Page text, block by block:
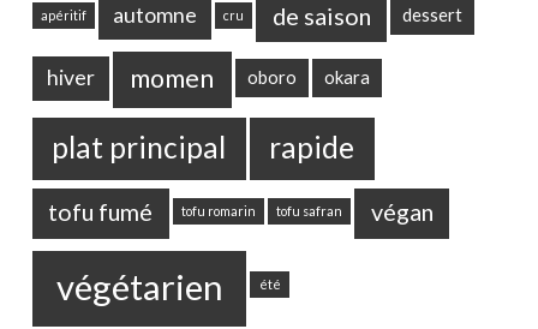
apéritif automne cru de saison dessert
hiver momen oboro okara
plat principal rapide
tofu fumé tofu romarin tofu safran végan
végétarien été